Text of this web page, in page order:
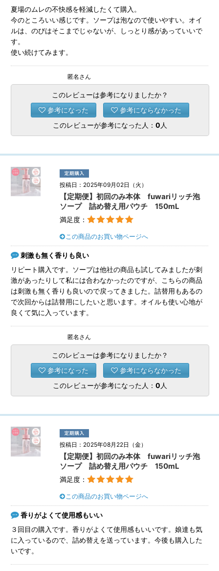
夏場のムレの不快感を軽減したくて購入。
今のところいい感じです。ソープは泡なので使いやすい。オイ
ルは、のびはそこまでじゃないが、しっとり感があっていいで
す。
使い続けてみます。
匿名さん
このレビューは参考になりましたか？
参考になった
参考にならなかった
このレビューが参考になった人： 0 人
投稿日：2025年09月02日（火）
【定期便】初回のみ本体 fuwariリッチ泡
ソープ 詰め替え用パウチ 150mL
満足度：
この商品のお買い物ページへ
刺激も無く香りも良い
リピート購入です。ソープは他社の商品も試してみましたが刺
激があったりして私には合わなかったのですが、こちらの商品
は刺激も無く香りも良いので戻ってきました。詰替用もあるの
で次回からは詰替用にしたいと思います。オイルも使い心地が
良くて気に入っています。
匿名さん
このレビューは参考になりましたか？
参考になった
参考にならなかった
このレビューが参考になった人： 0 人
投稿日：2025年08月22日（金）
【定期便】初回のみ本体 fuwariリッチ泡
ソープ 詰め替え用パウチ 150mL
満足度：
この商品のお買い物ページへ
香りがよくて使用感もいい
３回目の購入です。香りがよくて使用感もいいです。娘達も気
に入っているので、詰め替えを送っています。今後も購入した
いです。